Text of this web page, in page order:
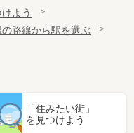
よう
路線から駅を選ぶ
「住みたい街」
を見つけよう